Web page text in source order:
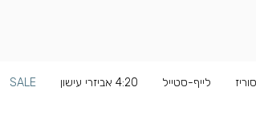
לייף-סטייל 4:20 אביזרי עישון SALE